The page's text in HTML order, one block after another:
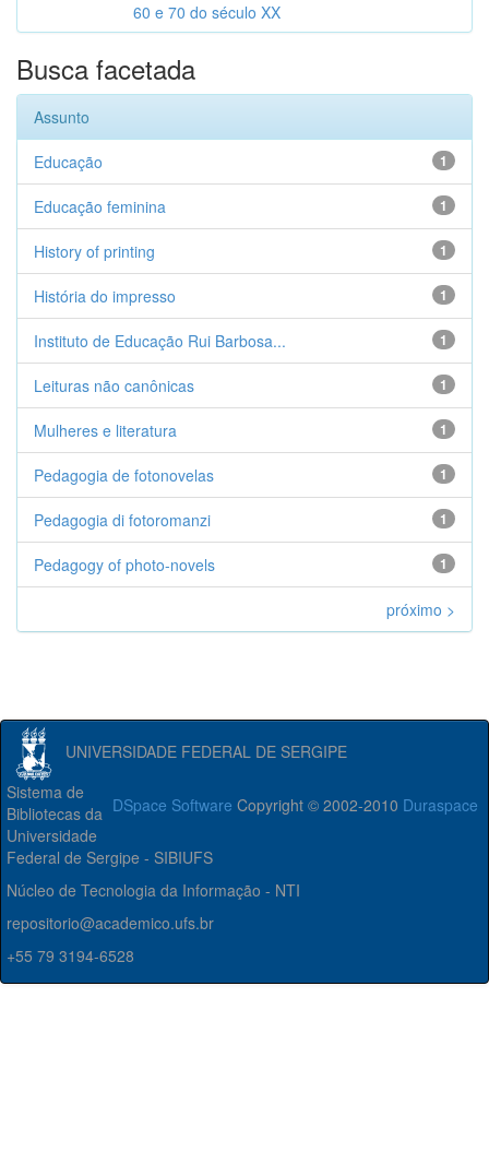
60 e 70 do século XX
Busca facetada
Assunto
1
Educação
1
Educação feminina
1
History of printing
1
História do impresso
1
Instituto de Educação Rui Barbosa...
1
Leituras não canônicas
1
Mulheres e literatura
1
Pedagogia de fotonovelas
1
Pedagogia di fotoromanzi
1
Pedagogy of photo-novels
próximo >
UNIVERSIDADE FEDERAL DE SERGIPE
DSpace Software Copyright © 2002-2010 Duraspace
Sistema de
Bibliotecas da
Universidade
Federal de Sergipe - SIBIUFS
Núcleo de Tecnologia da Informação - NTI
repositorio@academico.ufs.br
+55 79 3194-6528